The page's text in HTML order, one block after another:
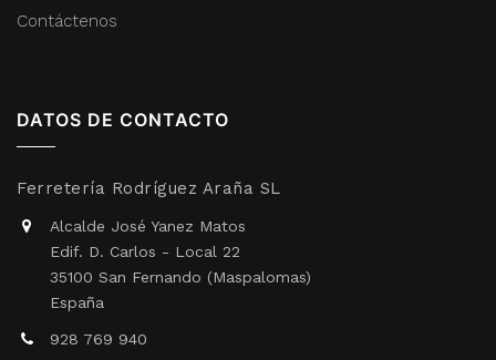
Contáctenos
DATOS DE CONTACTO
Ferretería Rodríguez Araña SL
Alcalde José Yanez Matos
Edif. D. Carlos - Local 22
35100 San Fernando (Maspalomas)
España
928 769 940